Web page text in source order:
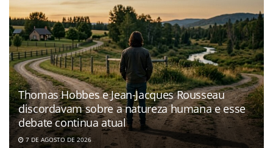
Thomas Hobbes e Jean-Jacques Rousseau
discordavam sobre a natureza humana e esse
debate continua atual
7 DE AGOSTO DE 2026